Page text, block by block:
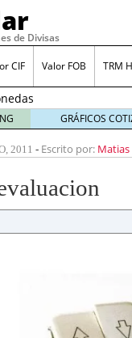
de Divisas
CIF Valor FOB TRM
tus conversiones
para encontrar
GRÁFICOS
2011 - Escrito por: Matias